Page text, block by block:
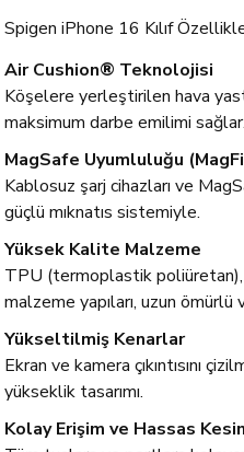
Spigen iPhone 16 Kılıf
Air Cushion® Teknolojisi
Köşelere yerleştirilen hava
maksimum darbe emilimi sağlar.
MagSafe Uyumluluğu
Kablosuz şarj cihazları ve
güçlü mıknatıs sistemiyle.
Yüksek Kalite Malzeme
TPU (termoplastik
malzeme yapıları, uzun
Yükseltilmiş Kenarlar
Ekran ve kamera çıkıntısını
yükseklik tasarımı.
Kolay Erişim ve Hassas